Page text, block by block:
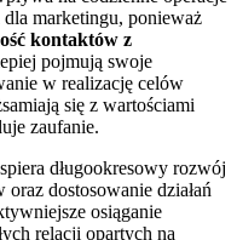
dla marketingu, ponieważ
kontaktów z
pojmują swoje
w realizację celów
się z wartościami
zaufanie.
długookresowy rozwój
dostosowanie działań
osiąganie
relacji opartych na